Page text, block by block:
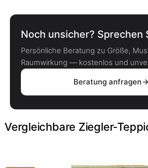
Noch unsicher? Sprechen
Persönliche Beratung zu Größe,
Raumwirkung — kostenlos und
Beratung anfragen
Vergleichbare Ziegler-